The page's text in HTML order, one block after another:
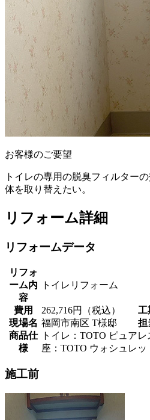
お客様のご要望
トイレの専用の脱臭フィルター
体を取り替えたい。
リフォーム詳細
リフォームデータ
リフォ
ーム内
容
トイレリフォーム
費用 262,716円（税込） 工
現場名 福岡市南区 T様邸 担
商品仕
様
トイレ：TOTO ピュア
座：TOTO ウォシュレッ
施工前